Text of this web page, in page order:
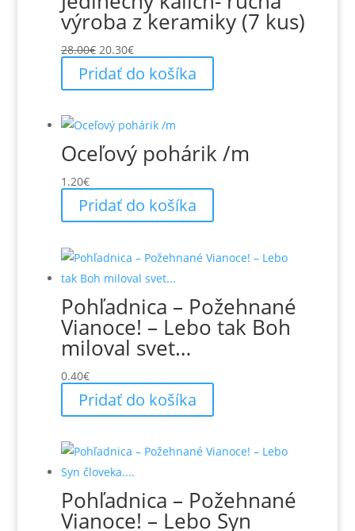
výroba z keramiky (7 kus)
28.00€ Pôvodná
cena
bola:
20.30€Aktuálna
cena
je:
Pridať do košíka
Oceľový pohárik /m
1.20€
Pridať do košíka
Pohľadnica – Požehnané
Vianoce! – Lebo tak Boh
miloval svet…
0.40€
Pridať do košíka
Pohľadnica – Požehnané
Vianoce! – Lebo Syn